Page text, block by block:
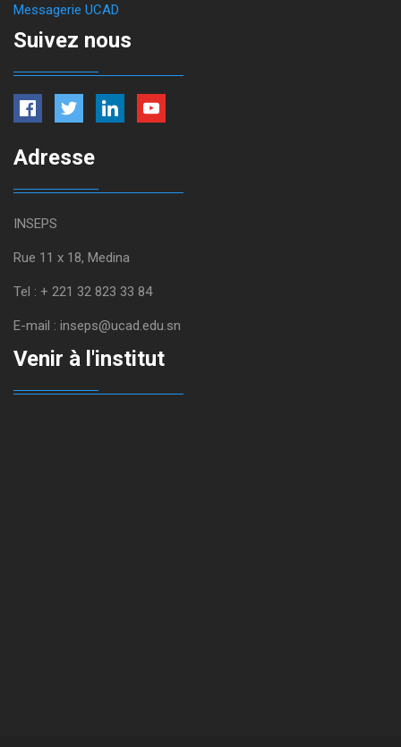
Messagerie UCAD
Suivez nous
Adresse
INSEPS
Rue 11 x 18, Medina
Tel : + 221 32 823 33 84
E-mail : inseps@ucad.edu.sn
Venir à l'institut